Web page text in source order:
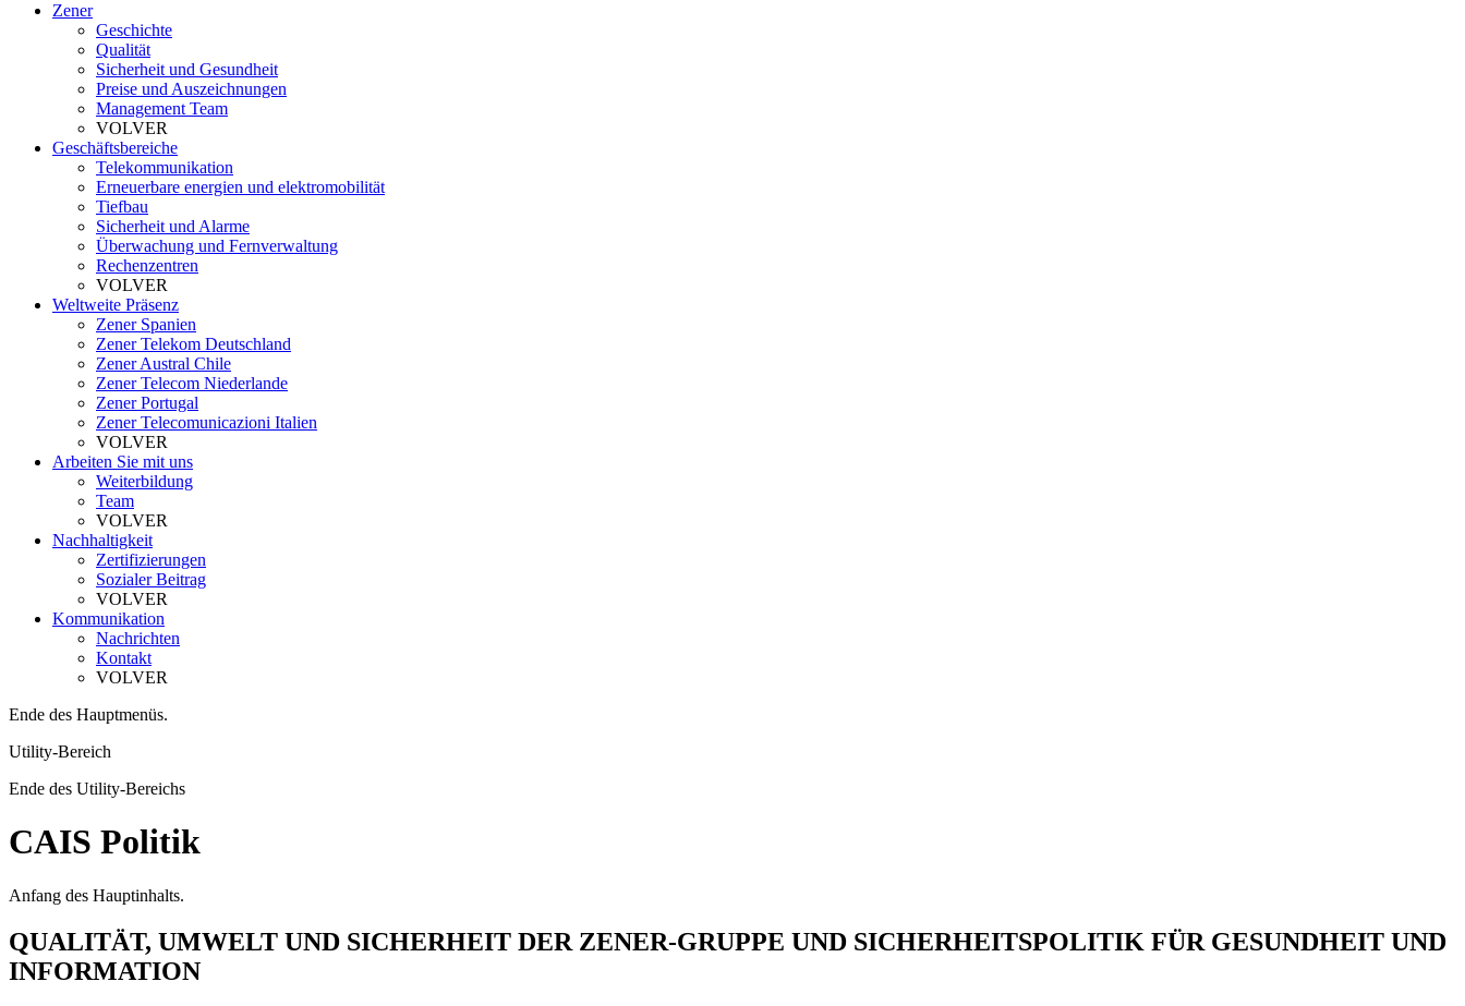
Zener
Geschichte
Qualität
Sicherheit und Gesundheit
Preise und Auszeichnungen
Management Team
VOLVER
Geschäftsbereiche
Telekommunikation
Erneuerbare energien und elektromobilität
Tiefbau
Sicherheit und Alarme
Überwachung und Fernverwaltung
Rechenzentren
VOLVER
Weltweite Präsenz
Zener Spanien
Zener Telekom Deutschland
Zener Austral Chile
Zener Telecom Niederlande
Zener Portugal
Zener Telecomunicazioni Italien
VOLVER
Arbeiten Sie mit uns
Weiterbildung
Team
VOLVER
Nachhaltigkeit
Zertifizierungen
Sozialer Beitrag
VOLVER
Kommunikation
Nachrichten
Kontakt
VOLVER
Ende des Hauptmenüs.
Utility-Bereich
Ende des Utility-Bereichs
CAIS Politik
Anfang des Hauptinhalts.
QUALITÄT, UMWELT UND SICHERHEIT DER ZENER-GRUPPE UND SICHERHEITSPOLITIK FÜR GESUNDHEIT UND
INFORMATION